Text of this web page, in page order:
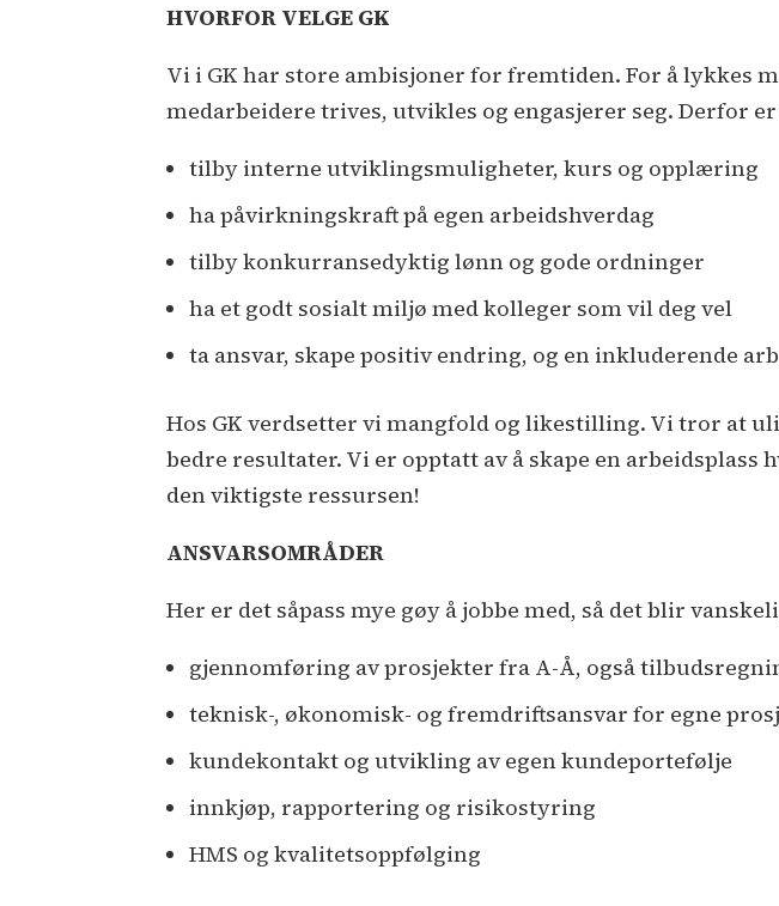
HVORFOR VELGE GK
Vi i GK har store ambisjoner for fremtiden. For å lykkes
medarbeidere trives, utvikles og engasjerer seg. Derfor
tilby interne utviklingsmuligheter, kurs og opplæring
ha påvirkningskraft på egen arbeidshverdag
tilby konkurransedyktig lønn og gode ordninger
ha et godt sosialt miljø med kolleger som vil deg vel
ta ansvar, skape positiv endring, og en inkluderende
Hos GK verdsetter vi mangfold og likestilling. Vi tror at
bedre resultater. Vi er opptatt av å skape en arbeidsplass
den viktigste ressursen!
ANSVARSOMRÅDER
Her er det såpass mye gøy å jobbe med, så det blir
gjennomføring av prosjekter fra A-Å, også
teknisk-, økonomisk- og fremdriftsansvar for egne
kundekontakt og utvikling av egen kundeportefølje
innkjøp, rapportering og risikostyring
HMS og kvalitetsoppfølging